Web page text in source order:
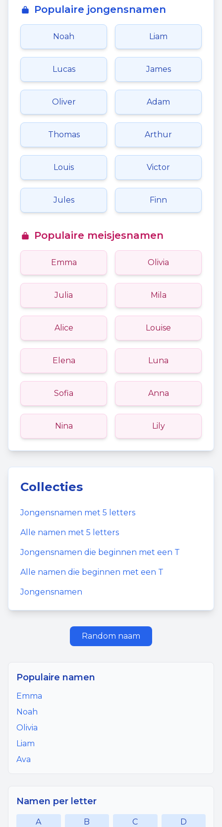
Populaire jongensnamen
Noah Liam
Lucas James
Oliver Adam
Thomas Arthur
Louis Victor
Jules Finn
Populaire meisjesnamen
Emma Olivia
Julia Mila
Alice Louise
Elena Luna
Sofia Anna
Nina Lily
Collecties
Jongensnamen met 5 letters
Alle namen met 5 letters
Jongensnamen die beginnen met een T
Alle namen die beginnen met een T
Jongensnamen
Random naam
Populaire namen
Emma
Noah
Olivia
Liam
Ava
Namen per letter
A B C D